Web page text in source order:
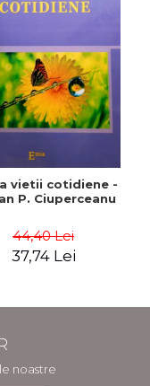
vietii cotidiene -
P. Ciuperceanu
44,40 Lei
37,74 Lei
noastre